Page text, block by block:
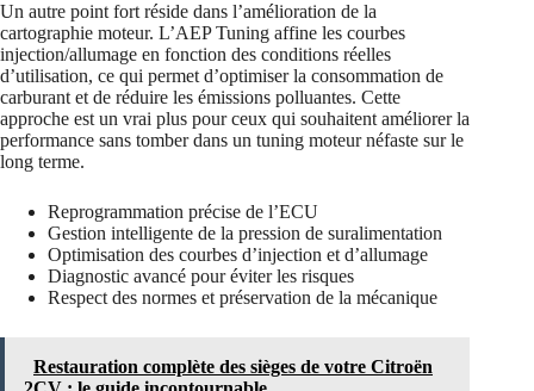
Un autre point fort réside dans l’amélioration de la
cartographie moteur. L’AEP Tuning affine les courbes
injection/allumage en fonction des conditions réelles
d’utilisation, ce qui permet d’optimiser la consommation de
carburant et de réduire les émissions polluantes. Cette
approche est un vrai plus pour ceux qui souhaitent améliorer la
performance sans tomber dans un tuning moteur néfaste sur le
long terme.
Reprogrammation précise de l’ECU
Gestion intelligente de la pression de suralimentation
Optimisation des courbes d’injection et d’allumage
Diagnostic avancé pour éviter les risques
Respect des normes et préservation de la mécanique
Restauration complète des sièges de votre Citroën